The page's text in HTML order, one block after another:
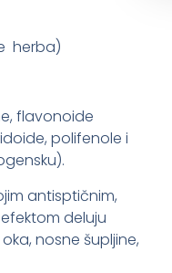
herba)
flavonoide
polifenole i
antisptičnim,
deluju
nosne šupljine,